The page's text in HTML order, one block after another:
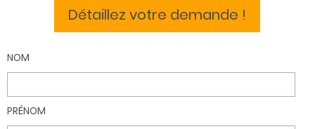
Détaillez votre demande !
NOM
PRÉNOM